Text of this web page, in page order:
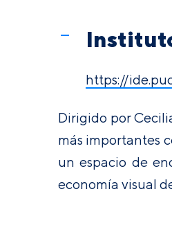
https://
Dirigido por
más importantes
un espacio de
economía visual